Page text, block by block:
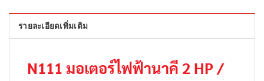
รายละเอียดเพิ่มเติม
N111 มอเตอร์ไฟฟ้านาคี 2 HP /